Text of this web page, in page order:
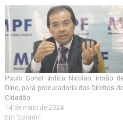
Paulo Gonet indica Nicolao, irmão
Dino, para procuradoria dos Direitos
Cidadão
14 de maio de 2024
Em "Estado"